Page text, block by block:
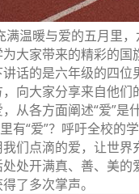
满温暖与爱的五月里
大家带来的精彩的国
话的是六年级的四位
向大家分享来自他们
从各方面阐述“爱”是
有“爱”？呼吁全校的
们点滴的爱，让世界
处开满真、善、美的
了多次掌声。